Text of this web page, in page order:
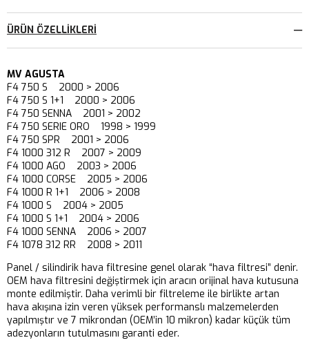
ÜRÜN ÖZELLIKLERI
MV AGUSTA
F4 750 S 2000 > 2006
F4 750 S 1+1 2000 > 2006
F4 750 SENNA 2001 > 2002
F4 750 SERIE ORO 1998 > 1999
F4 750 SPR 2001 > 2006
F4 1000 312 R 2007 > 2009
F4 1000 AGO 2003 > 2006
F4 1000 CORSE 2005 > 2006
F4 1000 R 1+1 2006 > 2008
F4 1000 S 2004 > 2005
F4 1000 S 1+1 2004 > 2006
F4 1000 SENNA 2006 > 2007
F4 1078 312 RR 2008 > 2011
Panel / silindirik hava filtresine genel olarak “hava filtresi” denir.
OEM hava filtresini değiştirmek için aracın orijinal hava kutusuna
monte edilmiştir. Daha verimli bir filtreleme ile birlikte artan
hava akışına izin veren yüksek performanslı malzemelerden
yapılmıştır ve 7 mikrondan (OEM’in 10 mikron) kadar küçük tüm
adezyonların tutulmasını garanti eder.